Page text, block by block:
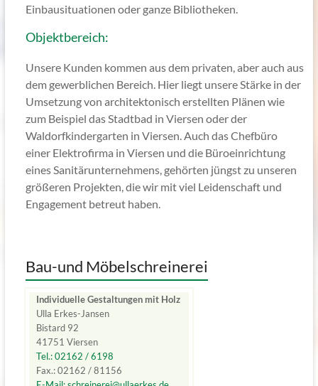
Einbausituationen oder ganze Bibliotheken.
Objektbereich:
Unsere Kunden kommen aus dem privaten, aber auch aus
dem gewerblichen Bereich. Hier liegt unsere Stärke in der
Umsetzung von architektonisch erstellten Plänen wie
zum Beispiel das Stadtbad in Viersen oder der
Waldorfkindergarten in Viersen. Auch das Chefbüro
einer Elektrofirma in Viersen und die Büroeinrichtung
eines Sanitärunternehmens, gehörten jüngst zu unseren
größeren Projekten, die wir mit viel Leidenschaft und
Engagement betreut haben.
Bau-und Möbelschreinerei
Individuelle Gestaltungen mit Holz
Ulla Erkes-Jansen
Bistard 92
41751 Viersen
Tel.: 02162 / 6198
Fax.: 02162 / 81156